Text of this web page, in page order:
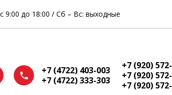
9:00 до 18:00 / Сб – Вс: выходные
+7 (4722) 403-003
+7 (4722) 333-303
+7 (920)
+7 (920)
+7 (920)